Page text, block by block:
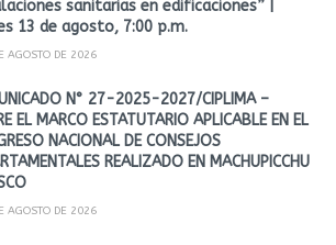
sanitarias en edificaciones” |
13 de agosto, 7:00 p.m.
AGOSTO DE 2026
N° 27-2025-2027/CIPLIMA –
EL MARCO ESTATUTARIO APLICABLE EN EL
NACIONAL DE CONSEJOS
REALIZADO EN MACHUPICCHU
AGOSTO DE 2026